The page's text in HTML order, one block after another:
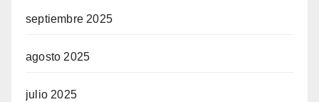
septiembre 2025
agosto 2025
julio 2025